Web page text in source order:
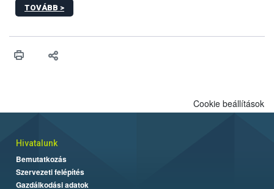
termékeket kínáló kéretlen online reklámok mennyisége is
összegyűjtötte az illegális növényvédő szerek kapcsán
vásárlás kockázatait.
TOVÁBB >
Cookie beállítások
Hivatalunk
Bemutatkozás
Szervezeti felépítés
Gazdálkodási adatok